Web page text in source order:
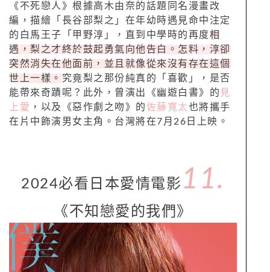
《不死戀人》根據高木由奈的話題同名漫畫改
編，描繪「長谷部梨之」在年幼時遇見命中注定
的白馬王子「甲野淳」，直到中學時的再度相
遇，梨之才終於鼓起勇氣向他告白。怎料，淳卻
突然消失在他面前，並且就像從來沒有存在這個
世上一樣。 究竟梨之那份純真的「喜歡」，是否
能帶來奇蹟呢？此外，曾演出《幽遊白書》的 見
上愛 ，以及《惡作劇之吻》的佐藤寬太也將攜手
在片中飾演男女主角。台灣將在7月26日上映。
2024必看日本愛情電影 11.
《不知戀愛的我們》